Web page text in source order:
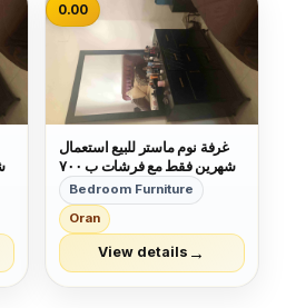
0.00
غرفة نوم ماستر للبيع استعمال
شهرين فقط مع فرشات ب ٧٠٠
دينارBedroom Furniture
Oran
View details →